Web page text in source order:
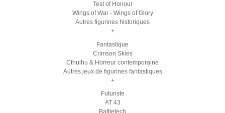
Test of Honour
Wings of War - Wings of Glory
Autres figurines historiques
+
Fantastique
Crimson Skies
Cthulhu & Horreur contemporaine
Autres jeux de figurines fantastiques
+
Futuriste
AT 43
Battletech